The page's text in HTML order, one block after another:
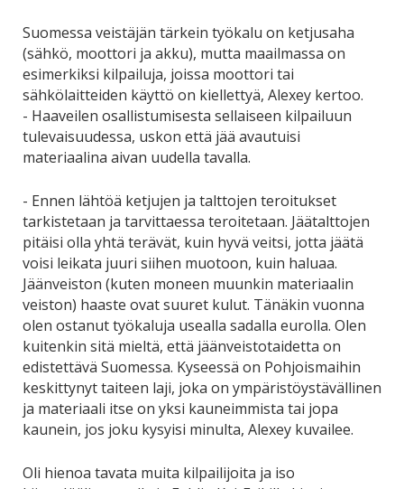
Suomessa veistäjän tärkein työkalu on ketjusaha
(sähkö, moottori ja akku), mutta maailmassa on
esimerkiksi kilpailuja, joissa moottori tai
sähkölaitteiden käyttö on kiellettyä, Alexey kertoo.
- Haaveilen osallistumisesta sellaiseen kilpailuun
tulevaisuudessa, uskon että jää avautuisi
materiaalina aivan uudella tavalla.
- Ennen lähtöä ketjujen ja talttojen teroitukset
tarkistetaan ja tarvittaessa teroitetaan. Jäätalttojen
pitäisi olla yhtä terävät, kuin hyvä veitsi, jotta jäätä
voisi leikata juuri siihen muotoon, kuin haluaa.
Jäänveiston (kuten moneen muunkin materiaalin
veiston) haaste ovat suuret kulut. Tänäkin vuonna
olen ostanut työkaluja usealla sadalla eurolla. Olen
kuitenkin sitä mieltä, että jäänveistotaidetta on
edistettävä Suomessa. Kyseessä on Pohjoismaihin
keskittynyt taiteen laji, joka on ympäristöystävällinen
ja materiaali itse on yksi kauneimmista tai jopa
kaunein, jos joku kysyisi minulta, Alexey kuvailee.
Oli hienoa tavata muita kilpailijoita ja iso